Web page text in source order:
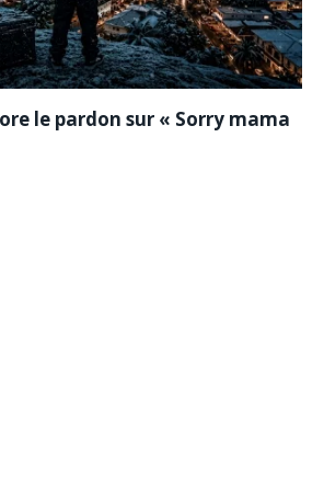
le pardon sur « Sorry mama